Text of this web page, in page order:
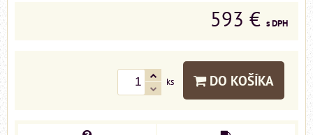
593 € s DPH
ks DO KOŠÍKA